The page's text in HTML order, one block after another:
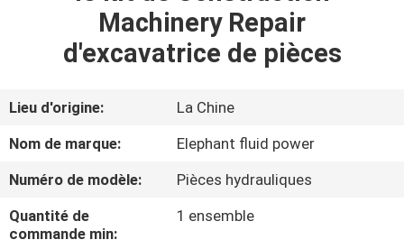
PRODUITS
SUJET
DE
NOUS
VISITE
Machinery Repair
d'excavatrice de pièces
Lieu d'origine:
La Chine
Nom de marque:
Elephant fluid power
Numéro de modèle:
Pièces hydrauliques
Quantité de
commande min:
1 ensemble